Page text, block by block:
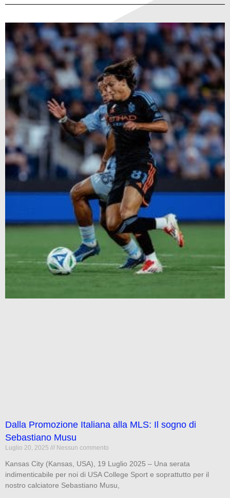
Dalla Promozione Italiana alla MLS: Il sogno di
Sebastiano Musu
Luglio 20, 2025 Nessun commento
Kansas City (Kansas, USA), 19 Luglio 2025 – Una serata
indimenticabile per noi di USA College Sport e soprattutto per il
nostro calciatore Sebastiano Musu,
PaginaPaginaPaginaPaginaPagina